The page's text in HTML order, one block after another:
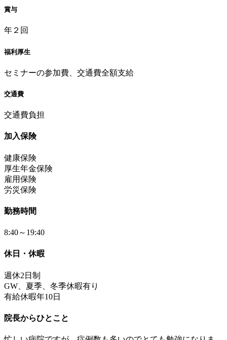
賞与
年２回
福利厚生
セミナーの参加費、交通費全額支給
交通費
交通費負担
加入保険
健康保険
厚生年金保険
雇用保険
労災保険
勤務時間
8:40～19:40
休日・休暇
週休2日制
GW、夏季、冬季休暇有り
有給休暇年10日
院長からひとこと